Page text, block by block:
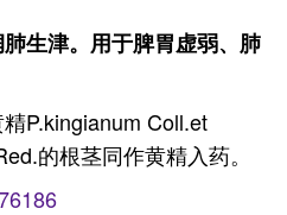
生津。用于脾胃虚弱、肺
P.kingianum Coll.et
的根茎同作黄精入药。